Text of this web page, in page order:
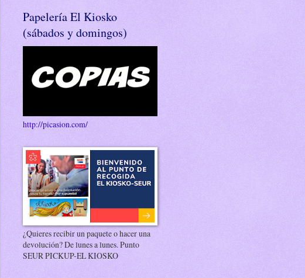
Papelería El Kiosko
(sábados y domingos)
http://picasion.com/
¿Quieres recibir un paquete o hacer una
devolución? De lunes a lunes. Punto
SEUR PICKUP-EL KIOSKO